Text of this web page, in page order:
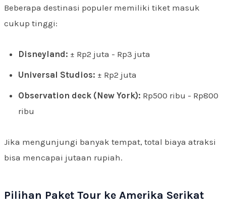
Beberapa destinasi populer memiliki tiket masuk
cukup tinggi:
Disneyland: ± Rp2 juta - Rp3 juta
Universal Studios: ± Rp2 juta
Observation deck (New York): Rp500 ribu - Rp800
ribu
Jika mengunjungi banyak tempat, total biaya atraksi
bisa mencapai jutaan rupiah.
Pilihan Paket Tour ke Amerika Serikat